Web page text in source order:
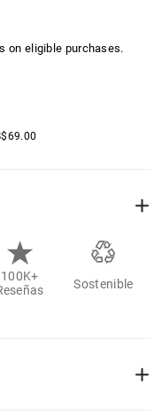
on eligible purchases.
69.00
100K+
Sostenible